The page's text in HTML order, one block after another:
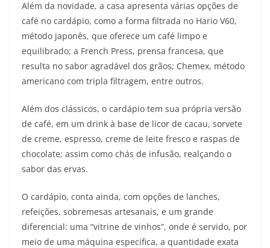
Além da novidade, a casa apresenta várias opções de
café no cardápio, como a forma filtrada no Hario V60,
método japonês, que oferece um café limpo e
equilibrado; a French Press, prensa francesa, que
resulta no sabor agradável dos grãos; Chemex, método
americano com tripla filtragem, entre outros.
Além dos clássicos, o cardápio tem sua própria versão
de café, em um drink à base de licor de cacau, sorvete
de creme, espresso, creme de leite fresco e raspas de
chocolate; assim como chás de infusão, realçando o
sabor das ervas.
O cardápio, conta ainda, com opções de lanches,
refeições, sobremesas artesanais, e um grande
diferencial: uma “vitrine de vinhos”, onde é servido, por
meio de uma máquina específica, a quantidade exata